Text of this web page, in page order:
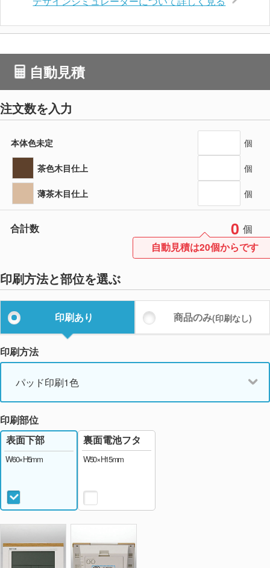
自動見積
注文数を入力
本体色未定 個
茶色木目仕上 個
薄茶木目仕上 個
合計数 0 個
自動見積は20個からです
印刷方法と部位を選ぶ
印刷あり 商品のみ(印刷なし)
印刷方法
パッド印刷1色
印刷部位
表面下部
W60×H5mm
裏面電池フタ
W50×H15mm